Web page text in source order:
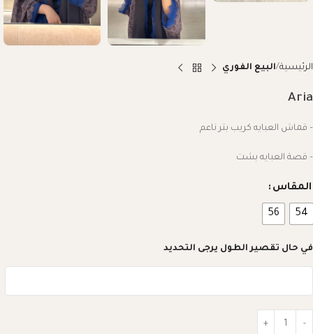
الرئيسية البيع الفوري
Aria
– قماش العبايه كريب بتر ناعم
– قصة العبايه بشت
المقاس
54
56
في حال تقصير الطول يرجى التحديد